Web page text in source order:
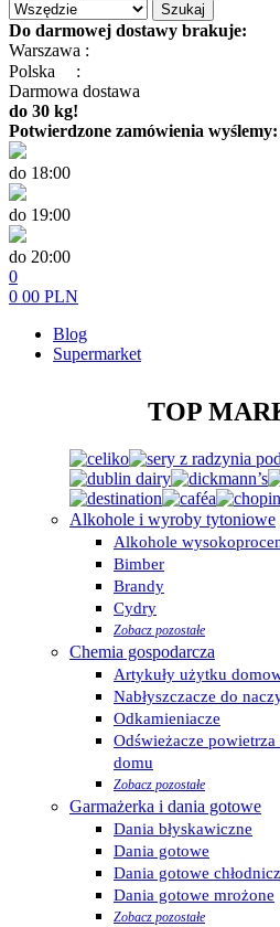
Szukaj
Do darmowej dostawy brakuje:
Warszawa :
Polska
:
Darmowa dostawa
do 30 kg!
Potwierdzone zamówienia wyślemy:
do 18:00
do 19:00
do 20:00
0
0 00 PLN
Blog
Supermarket
TOP
Alkohole i wyroby tytoniowe
Alkohole
Bimber
Brandy
Cydry
Zobacz pozostałe
Chemia gospodarcza
Artykuły użytku
Nabłyszczacze do
Odkamieniacze
Odświeżacze
domu
Zobacz pozostałe
Garmażerka i dania gotowe
Dania błyskawiczne
Dania gotowe
Dania gotowe
Dania gotowe mrożone
Zobacz pozostałe